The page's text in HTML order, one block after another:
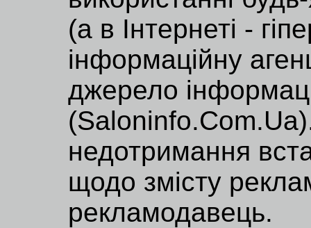
(а в Інтернеті -
інформаційну
джерело
недотримання
щодо змісту
рекламодавець.